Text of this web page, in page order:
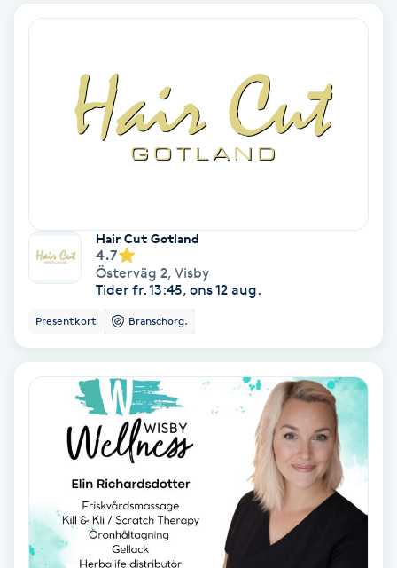
Fransförlängning Volym
Fransk manikyr
Fransrengöring
Friskvård
Friskvårdsmassage
Frisör
Funktionsanalys
Färgning
Gel naglar
Hair Cut Gotland
4.7
Österväg 2, Visby
Tider fr. 13:45, ons 12 aug.
Presentkort Branschorg.